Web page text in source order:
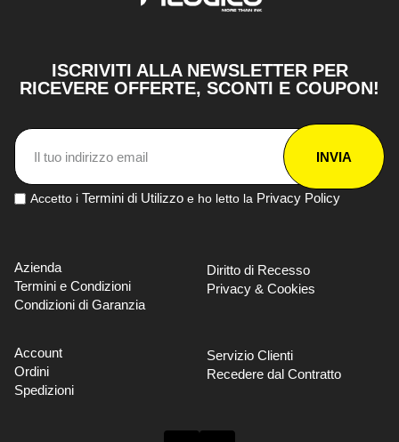
ISCRIVITI ALLA NEWSLETTER PER
RICEVERE OFFERTE, SCONTI E COUPON!
INVIA
Accetto i Termini di Utilizzo e ho letto la Privacy Policy
Azienda
Termini e Condizioni
Condizioni di Garanzia
Diritto di Recesso
Privacy & Cookies
Account
Ordini
Spedizioni
Servizio Clienti
Recedere dal Contratto